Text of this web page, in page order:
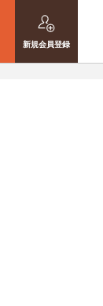
新規会員登録